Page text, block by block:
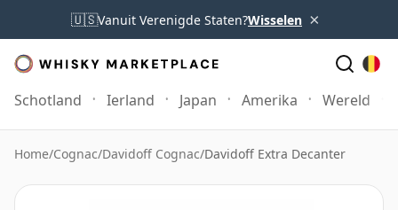
🇺🇸Vanuit Verenigde Staten?Wisselen ×
Schotland Ierland Japan Amerika Wereld
Home/Cognac/Davidoff Cognac/Davidoff Extra Decanter